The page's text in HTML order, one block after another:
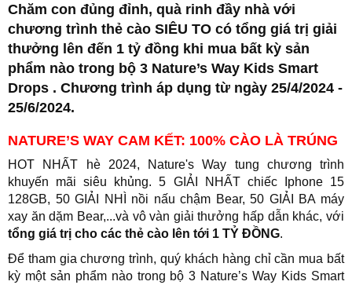
Chăm con đủng đỉnh, quà rinh đầy nhà với
chương trình thẻ cào SIÊU TO có tổng giá trị giải
thưởng lên đến 1 tỷ đồng khi mua bất kỳ sản
phẩm nào trong bộ 3 Nature’s Way Kids Smart
Drops . Chương trình áp dụng từ ngày 25/4/2024 -
25/6/2024.
NATURE’S WAY CAM KẾT: 100% CÀO LÀ TRÚNG
HOT NHẤT hè 2024, Nature's Way tung chương trình
khuyến mãi siêu khủng. 5 GIẢI NHẤT chiếc Iphone 15
128GB, 50 GIẢI NHÌ nồi nấu chậm Bear, 50 GIẢI BA máy
xay ăn dặm Bear,...và vô vàn giải thưởng hấp dẫn khác, với
tổng giá trị cho các thẻ cào lên tới 1 TỶ ĐỒNG.
Để tham gia chương trình, quý khách hàng chỉ cần mua bất
kỳ một sản phẩm nào trong bộ 3 Nature’s Way Kids Smart